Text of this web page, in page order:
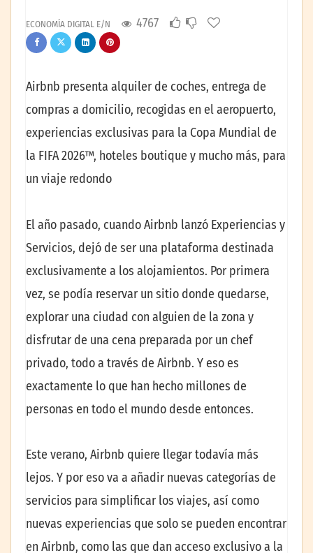
ECONOMÍA DIGITAL E/N 4767
Airbnb presenta alquiler de coches, entrega de
compras a domicilio, recogidas en el aeropuerto,
experiencias exclusivas para la Copa Mundial de
la FIFA 2026™, hoteles boutique y mucho más, para
un viaje redondo
El año pasado, cuando Airbnb lanzó Experiencias y
Servicios, dejó de ser una plataforma destinada
exclusivamente a los alojamientos. Por primera
vez, se podía reservar un sitio donde quedarse,
explorar una ciudad con alguien de la zona y
disfrutar de una cena preparada por un chef
privado, todo a través de Airbnb. Y eso es
exactamente lo que han hecho millones de
personas en todo el mundo desde entonces.
Este verano, Airbnb quiere llegar todavía más
lejos. Y por eso va a añadir nuevas categorías de
servicios para simplificar los viajes, así como
nuevas experiencias que solo se pueden encontrar
en Airbnb, como las que dan acceso exclusivo a la